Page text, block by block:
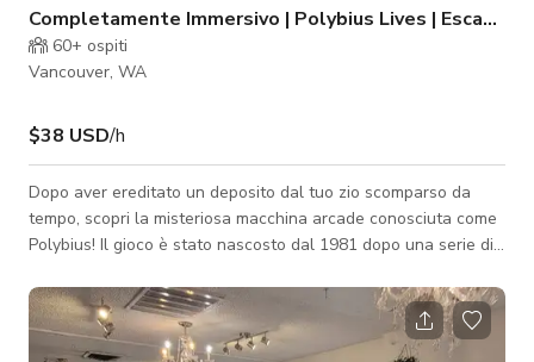
Completamente Immersivo | Polybius Lives | Escape
60+ ospiti
Vancouver, WA
$38 USD/h
Dopo aver ereditato un deposito dal tuo zio scomparso da
tempo, scopri la misteriosa macchina arcade conosciuta come
Polybius! Il gioco è stato nascosto dal 1981 dopo una serie di
metropolitana si è appena risvegliata e vuole giocare...
riuscirai a ingannare il gioco arcade più misterioso mai creato?
ATTENZIONE: Durante questa esperienza vengono utilizzate